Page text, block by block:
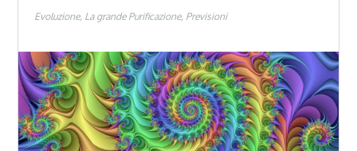
Evoluzione La grande Purificazione Previsioni